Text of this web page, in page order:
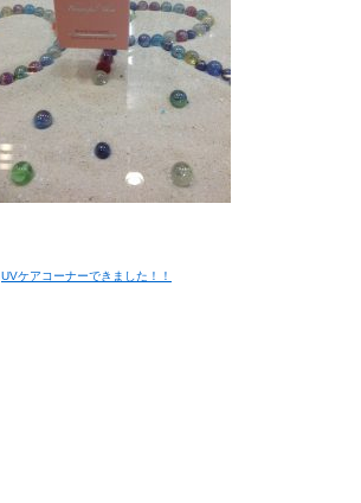
UVケアコーナーできました！！